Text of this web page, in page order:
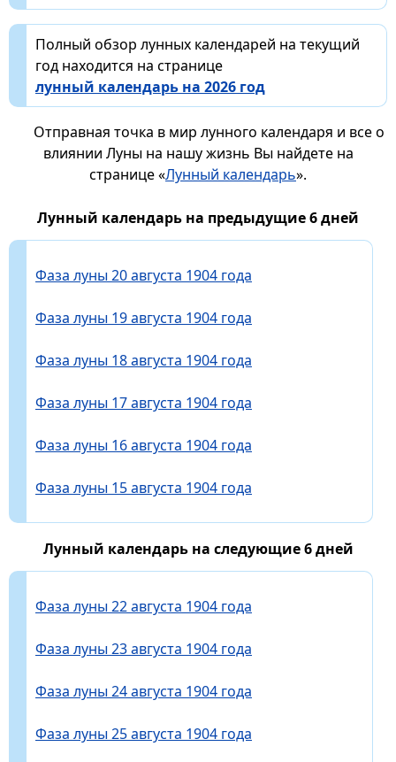
Полный обзор лунных календарей на текущий
год находится на странице
лунный календарь на 2026 год
Отправная точка в мир лунного календаря и все о
влиянии Луны на нашу жизнь Вы найдете на
странице «Лунный календарь».
Лунный календарь на предыдущие 6 дней
Фаза луны 20 августа 1904 года
Фаза луны 19 августа 1904 года
Фаза луны 18 августа 1904 года
Фаза луны 17 августа 1904 года
Фаза луны 16 августа 1904 года
Фаза луны 15 августа 1904 года
Лунный календарь на следующие 6 дней
Фаза луны 22 августа 1904 года
Фаза луны 23 августа 1904 года
Фаза луны 24 августа 1904 года
Фаза луны 25 августа 1904 года